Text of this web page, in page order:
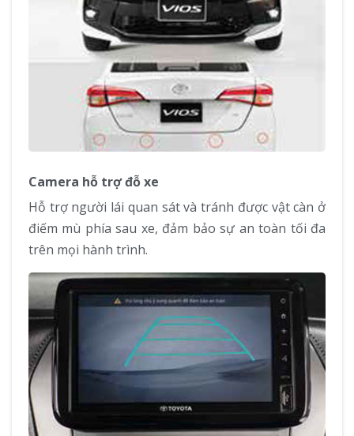
Camera hỗ trợ đỗ xe
Hỗ trợ người lái quan sát và tránh được vật càn ở
điếm mù phía sau xe, đảm bảo sự an toàn tối đa
trên mọi hành trình.